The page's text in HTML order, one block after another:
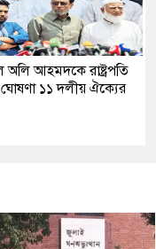
অলি আহমদকে রাষ্ট্রপতি
ঘোষণা ১১ দলীয় ঐক্যের